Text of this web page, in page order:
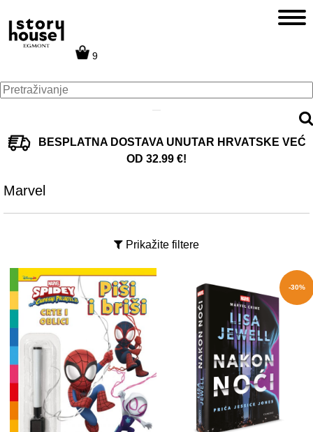
9
BESPLATNA DOSTAVA UNUTAR HRVATSKE VEĆ
OD 32.99 €!
Marvel
Prikažite filtere
-30%